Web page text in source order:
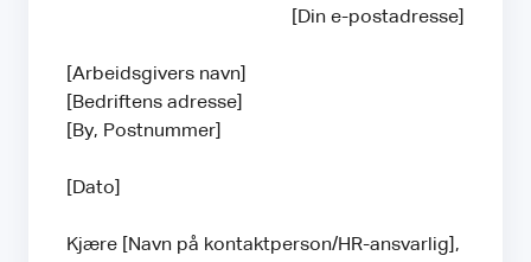
[Din e-postadresse]
[Arbeidsgivers navn]
[Bedriftens adresse]
[By, Postnummer]
[Dato]
Kjære [Navn på kontaktperson/HR-ansvarlig],